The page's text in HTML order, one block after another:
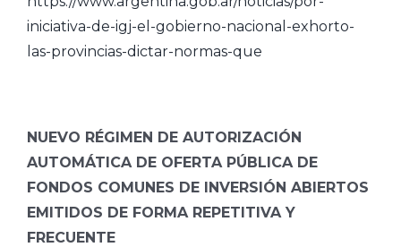
iniciativa-de-igj-el-gobierno-nacional-exhorto-
las-provincias-dictar-normas-que
NUEVO RÉGIMEN DE AUTORIZACIÓN
AUTOMÁTICA DE OFERTA PÚBLICA DE
FONDOS COMUNES DE INVERSIÓN ABIERTOS
EMITIDOS DE FORMA REPETITIVA Y
FRECUENTE